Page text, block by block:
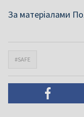
За матеріалами
#SAFE